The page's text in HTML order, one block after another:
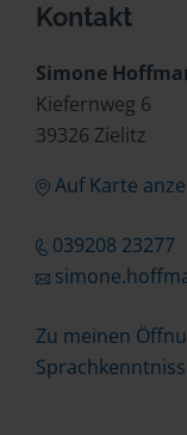
Kontakt
Simone
Kiefernweg 6
39326 Zielitz
Auf Karte
039208 23277
Zu meinen